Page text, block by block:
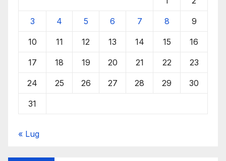
3 4 5 6 7 8 9
10 11 12 13 14 15 16
17 18 19 20 21 22 23
24 25 26 27 28 29 30
31
« Lug